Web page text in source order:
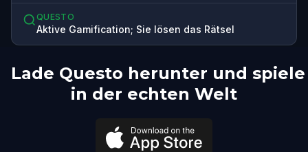
QUESTO
Aktive Gamification; Sie lösen das Rätsel
Lade Questo herunter und spiele
in der echten Welt